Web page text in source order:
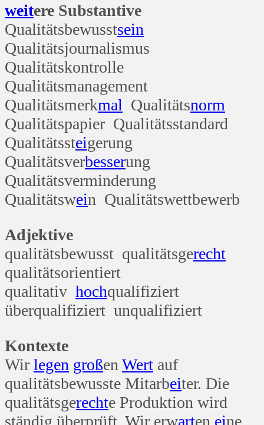
weitere Substantive
Qualitätsbewusstsein
Qualitätsjournalismus
Qualitätskontrolle
Qualitätsmanagement
Qualitätsmerkmal Qualitätsnorm
Qualitätspapier Qualitätsstandard
Qualitätssteigerung
Qualitätsverbesserung
Qualitätsverminderung
Qualitätswein Qualitätswettbewerb
Adjektive
qualitätsbewusst qualitätsgerecht
qualitätsorientiert
qualitativ hochqualifiziert
überqualifiziert unqualifiziert
Kontexte
Wir legen großen Wert auf
qualitätsbewusste Mitarbeiter. Die
qualitätsgerechte Produktion wird
ständig überprüft. Wir erwarten eine